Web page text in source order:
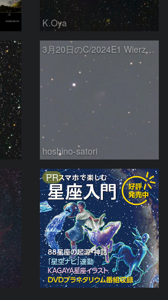
K.Oya
3月20日のC/2024E1 Wierzchos
hoshino-satori
PR